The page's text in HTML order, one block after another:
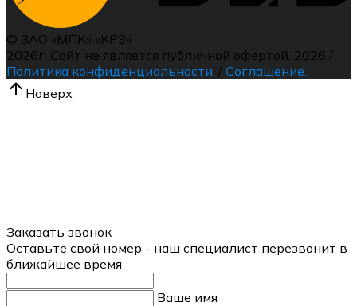
© ЗАО «МПК» «КРЗ»
2026г. Сайт не является публичной офертой. 2026 /
Политика конфиденциальности. / Соглашение.
Наверх
Заказать звонок
Оставьте свой номер - наш специалист перезвонит в
ближайшее время
Ваше имя